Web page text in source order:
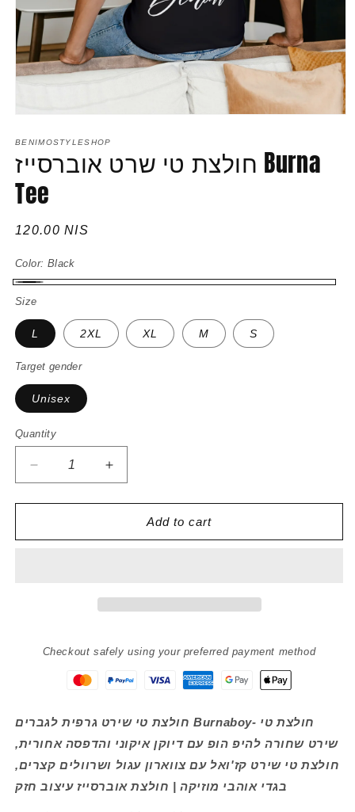
1
modal
BENIMOSTYLESHOP
חולצת טי שרט אוברסייז Burna
Tee
Regular
120.00 NIS
Color: Black
Size
L 2XL XL M S
Target gender
Unisex
Quantity
Decrease
quantity
for
טי
Increase
quantity
for
חולצת
טי
Add to cart
Checkout safely using your preferred payment method
חולצת טי שירט גרפית לגברים Burnaboy- חולצת טי
שירט שחורה להיפ הופ עם דיוקן איקוני והדפסה אחורית,
חולצת טי שירט קז'ואל עם צווארון עגול ושרוולים קצרים,
בגדי אוהבי מוזיקה | חולצת אוברסייז עיצוב חזק